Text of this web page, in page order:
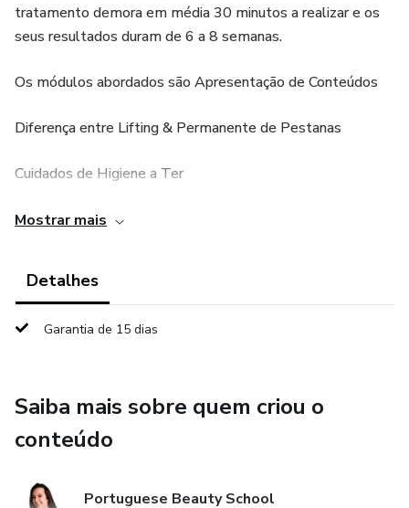
tratamento demora em média 30 minutos a realizar e os
seus resultados duram de 6 a 8 semanas.
Os módulos abordados são Apresentação de Conteúdos
Diferença entre Lifting & Permanente de Pestanas
Cuidados de Higiene a Ter
Patch Test - O que é, e como realizar?
Passo a Passo Permanente de Pestanas
Passo a Passo de Pintura
Finalização com Botox
Este curso online incluí:
Mostrar mais
Detalhes
Garantia de 15 dias
Saiba mais sobre quem criou o
conteúdo
Portuguese Beauty School